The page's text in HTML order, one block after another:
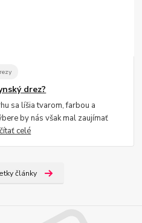
drez?
sa líšia tvarom, farbou a
by nás však mal zaujímať
čítať celé
články